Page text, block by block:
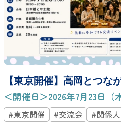
【東京開催】高岡とつな
＜開催日＞2026年7月23日（
#東京開催 #交流会 #関係